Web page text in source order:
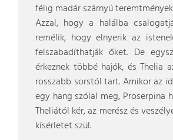
félig madár szárnyú
Azzal, hogy a halálba
remélik, hogy elnyerik az
felszabadíthatják őket. De
érkeznek többé hajók, és Thelia
rosszabb sorstól tart. Amikor az
egy hang szólal meg, Proserpina
Theliától kér, az merész és
kísérletet szül.